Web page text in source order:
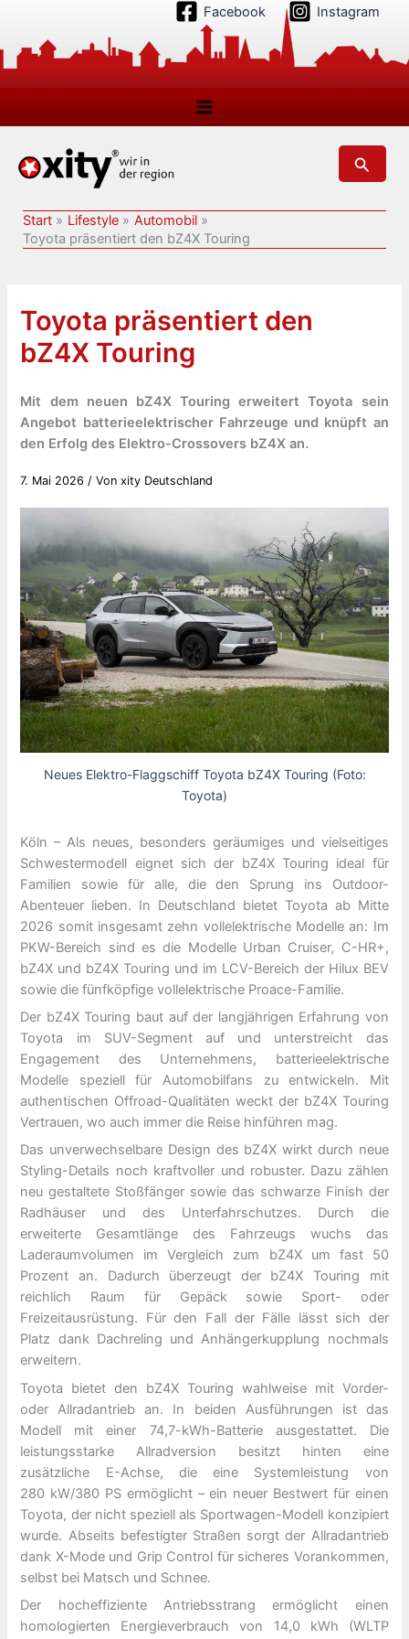
springen
Facebook Instagram
Suchen
Start Lifestyle
Automobil
Toyota präsentiert den bZ4X Touring
Toyota präsentiert den
bZ4X Touring
Mit dem neuen bZ4X Touring erweitert Toyota sein
Angebot batterieelektrischer Fahrzeuge und knüpft an
den Erfolg des Elektro-Crossovers bZ4X an.
7. Mai 2026 / Vonxity Deutschland
Neues Elektro-Flaggschiff Toyota bZ4X Touring (Foto:
Toyota)
Köln – Als neues, besonders geräumiges und vielseitiges
Schwestermodell eignet sich der bZ4X Touring ideal für
Familien sowie für alle, die den Sprung ins Outdoor-
Abenteuer lieben. In Deutschland bietet Toyota ab Mitte
2026 somit insgesamt zehn vollelektrische Modelle an: Im
PKW-Bereich sind es die Modelle Urban Cruiser, C-HR+,
bZ4X und bZ4X Touring und im LCV-Bereich der Hilux BEV
sowie die fünfköpfige vollelektrische Proace-Familie.
Der bZ4X Touring baut auf der langjährigen Erfahrung von
Toyota im SUV-Segment auf und unterstreicht das
Engagement des Unternehmens, batterieelektrische
Modelle speziell für Automobilfans zu entwickeln. Mit
authentischen Offroad-Qualitäten weckt der bZ4X Touring
Vertrauen, wo auch immer die Reise hinführen mag.
Das unverwechselbare Design des bZ4X wirkt durch neue
Styling-Details noch kraftvoller und robuster. Dazu zählen
neu gestaltete Stoßfänger sowie das schwarze Finish der
Radhäuser und des Unterfahrschutzes. Durch die
erweiterte Gesamtlänge des Fahrzeugs wuchs das
Laderaumvolumen im Vergleich zum bZ4X um fast 50
Prozent an. Dadurch überzeugt der bZ4X Touring mit
reichlich Raum für Gepäck sowie Sport- oder
Freizeitausrüstung. Für den Fall der Fälle lässt sich der
Platz dank Dachreling und Anhängerkupplung nochmals
erweitern.
Toyota bietet den bZ4X Touring wahlweise mit Vorder-
oder Allradantrieb an. In beiden Ausführungen ist das
Modell mit einer 74,7-kWh-Batterie ausgestattet. Die
leistungsstarke Allradversion besitzt hinten eine
zusätzliche E-Achse, die eine Systemleistung von
280 kW/380 PS ermöglicht – ein neuer Bestwert für einen
Toyota, der nicht speziell als Sportwagen-Modell konzipiert
wurde. Abseits befestigter Straßen sorgt der Allradantrieb
dank X-Mode und Grip Control für sicheres Vorankommen,
selbst bei Matsch und Schnee.
Der hocheffiziente Antriebsstrang ermöglicht einen
homologierten Energieverbrauch von 14,0 kWh (WLTP